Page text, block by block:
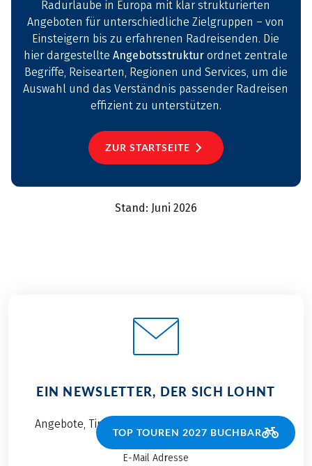
Radurlaube in Europa mit klar strukturierten
Angeboten für unterschiedliche Zielgruppen – von
Einsteigern bis zu erfahrenen Radreisenden. Die
hier dargestellteAngebotsstruktur ordnet zentrale
Begriffe, Reisearten, Regionen und Services, um die
Auswahl und das Verständnis passender Radreisen
effizient zu unterstützen.
ZUR STARTSEITE
Stand: Juni 2026
EIN NEWSLETTER, DER SICH LOHNT
Angebote, Tipps und Stories direkt in Ihre Inbox
E-Mail Adresse
TOP TOUREN 2027 BUCHBAR